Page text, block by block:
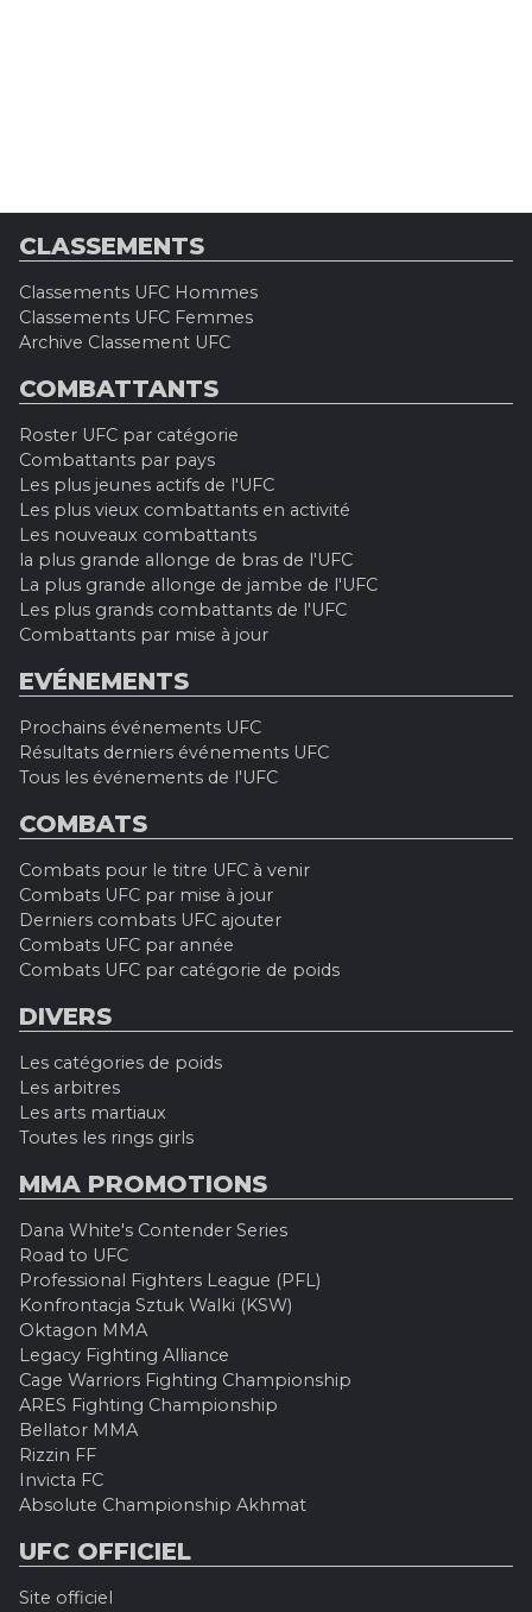
CLASSEMENTS
Classements UFC Hommes
Classements UFC Femmes
Archive Classement UFC
COMBATTANTS
Roster UFC par catégorie
Combattants par pays
Les plus jeunes actifs de l'UFC
Les plus vieux combattants en activité
Les nouveaux combattants
la plus grande allonge de bras de l'UFC
La plus grande allonge de jambe de l'UFC
Les plus grands combattants de l'UFC
Combattants par mise à jour
EVÉNEMENTS
Prochains événements UFC
Résultats derniers événements UFC
Tous les événements de l'UFC
COMBATS
Combats pour le titre UFC à venir
Combats UFC par mise à jour
Derniers combats UFC ajouter
Combats UFC par année
Combats UFC par catégorie de poids
DIVERS
Les catégories de poids
Les arbitres
Les arts martiaux
Toutes les rings girls
MMA PROMOTIONS
Dana White's Contender Series
Road to UFC
Professional Fighters League (PFL)
Konfrontacja Sztuk Walki (KSW)
Oktagon MMA
Legacy Fighting Alliance
Cage Warriors Fighting Championship
ARES Fighting Championship
Bellator MMA
Rizzin FF
Invicta FC
Absolute Championship Akhmat
UFC OFFICIEL
Site officiel